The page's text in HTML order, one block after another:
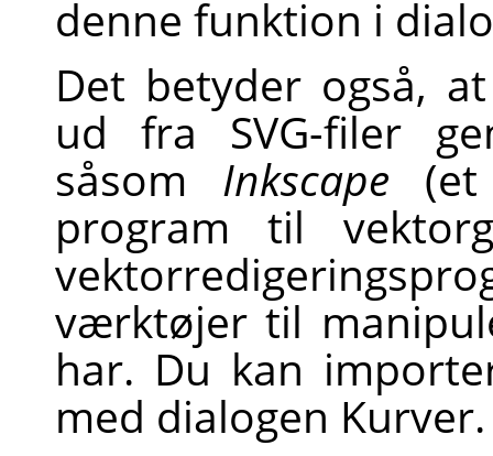
denne funktion i
Det betyder også,
ud fra SVG-filer
såsom Inkscape
program til
værktøjer til
har. Du kan
med dialogen Kurver.